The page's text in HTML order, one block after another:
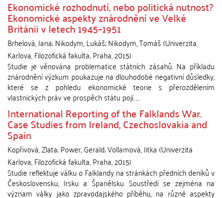
Ekonomické rozhodnutí, nebo politická nutnost?
Ekonomické aspekty znárodnění ve Velké
Británii v letech 1945–1951
Brhelová, Jana;Nikodym, Lukáš;Nikodym, Tomáš(Univerzita
Karlova, Filozofická fakulta,Praha,2015)
Studie je věnována problematice státních zásahů. Na příkladu
znárodnění výzkum poukazuje na dlouhodobé negativní důsledky,
které se z pohledu ekonomické teorie s přerozdělením
vlastnických práv ve prospěch státu pojí. ...
International Reporting of the Falklands War.
Case Studies from Ireland, Czechoslovakia and
Spain
Kopřivová, Zlata;Power, Gerald;Vollamová, Jitka(Univerzita
Karlova, Filozofická fakulta,Praha,2015)
Studie reflektuje válku o Falklandy na stránkách předních deníků v
Československu, Irsku a Španělsku. Soustředí se zejména na
význam války jako zpravodajského příběhu, na různé aspekty